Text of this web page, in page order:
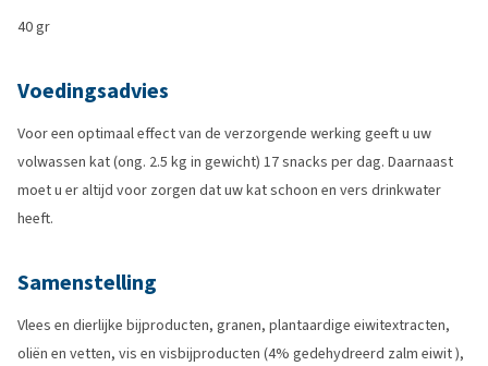
40 gr
Voedingsadvies
Voor een optimaal effect van de verzorgende werking geeft u uw
volwassen kat (ong. 2.5 kg in gewicht) 17 snacks per dag. Daarnaast
moet u er altijd voor zorgen dat uw kat schoon en vers drinkwater
heeft.
Samenstelling
Vlees en dierlijke bijproducten, granen, plantaardige eiwitextracten,
oliën en vetten, vis en visbijproducten (4% gedehydreerd zalm eiwit ),